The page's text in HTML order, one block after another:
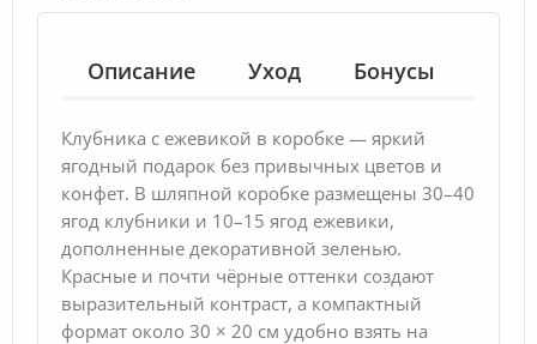
Описание Уход Бонусы
Клубника с ежевикой в коробке — яркий
ягодный подарок без привычных цветов и
конфет. В шляпной коробке размещены 30–40
ягод клубники и 10–15 ягод ежевики,
дополненные декоративной зеленью.
Красные и почти чёрные оттенки создают
выразительный контраст, а компактный
формат около 30 × 20 см удобно взять на